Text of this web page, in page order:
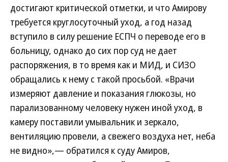
достигают критической отметки, и что Амирову
требуется круглосуточный уход, а год назад
вступило в силу решение ЕСПЧ о переводе его в
больницу, однако до сих пор суд не дает
распоряжения, в то время как и МИД, и СИЗО
обращались к нему с такой просьбой. «Врачи
измеряют давление и показания глюкозы, но
парализованному человеку нужен иной уход, в
камеру поставили умывальник и зеркало,
вентиляцию провели, а свежего воздуха нет, неба
не видно»,— обратился к суду Амиров,